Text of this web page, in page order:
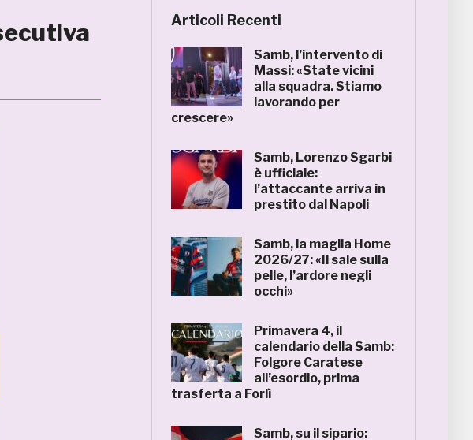
Articoli Recenti
Samb, l’intervento di
Massi: «State vicini
alla squadra. Stiamo
lavorando per
crescere»
Samb, Lorenzo Sgarbi
è ufficiale:
l’attaccante arriva in
prestito dal Napoli
Samb, la maglia Home
2026/27: «Il sale sulla
pelle, l’ardore negli
occhi»
Primavera 4, il
calendario della Samb:
Folgore Caratese
all’esordio, prima
trasferta a Forlì
Samb, su il sipario: